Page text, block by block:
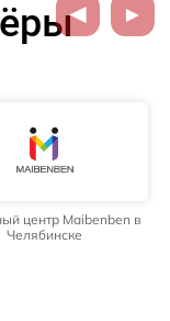
центр Maibenben в
Челябинске